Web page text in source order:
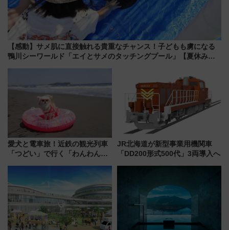
【感動】サメ肌に直接触れる貴重なチャンス！子どもも虜になる
鴨川シーワールド「エイとサメのタッチングプール」【夏休み限
愛犬と電車旅！近鉄の観光列車
「つどい」で行く「わんわん列
JR北海道が新型事業用機関車
「DD200形式500代」3両導入へ